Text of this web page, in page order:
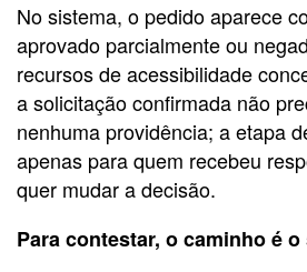
No sistema, o pedido aparece
aprovado parcialmente ou
recursos de acessibilidade
a solicitação confirmada não
nenhuma providência; a etapa
apenas para quem recebeu
quer mudar a decisão.
Para contestar, o caminho é